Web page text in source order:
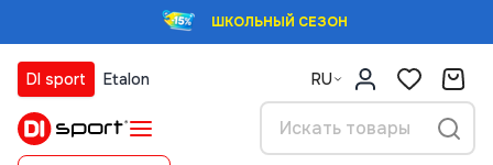
ШКОЛЬНЫЙ СЕЗОН
DI sport Etalon RU